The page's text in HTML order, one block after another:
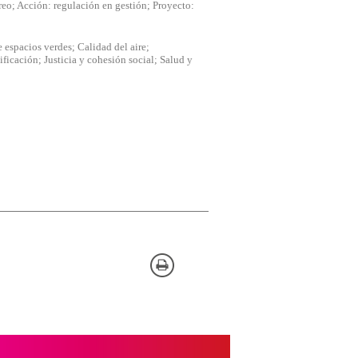
Acción: regulación en gestión; Proyecto:
verdes; Calidad del aire;
Justicia y cohesión social; Salud y
Puede configurar su